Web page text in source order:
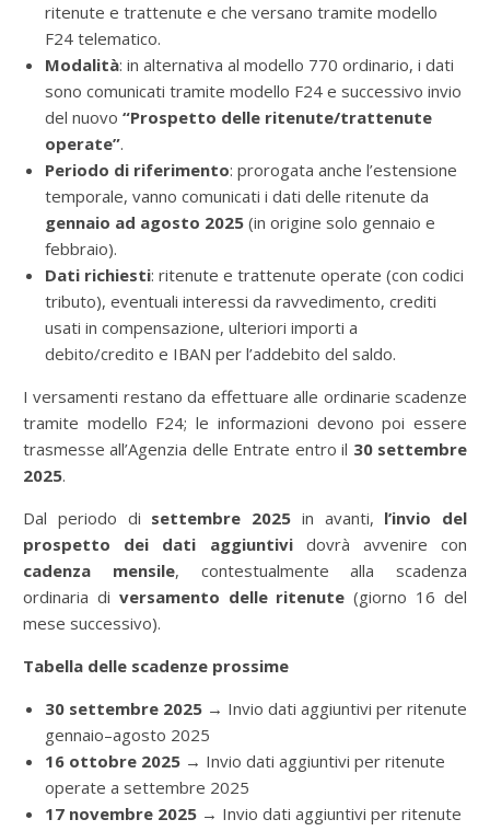
ritenute e trattenute e che versano tramite modello
F24 telematico.
Modalità: in alternativa al modello 770 ordinario, i dati
sono comunicati tramite modello F24 e successivo invio
del nuovo “Prospetto delle ritenute/trattenute
operate”.
Periodo di riferimento: prorogata anche l’estensione
temporale, vanno comunicati i dati delle ritenute da
gennaio ad agosto 2025 (in origine solo gennaio e
febbraio).
Dati richiesti: ritenute e trattenute operate (con codici
tributo), eventuali interessi da ravvedimento, crediti
usati in compensazione, ulteriori importi a
debito/credito e IBAN per l’addebito del saldo.
I versamenti restano da effettuare alle ordinarie scadenze
tramite modello F24; le informazioni devono poi essere
trasmesse all’Agenzia delle Entrate entro il 30 settembre
2025.
Dal periodo di settembre 2025 in avanti, l’invio del
prospetto dei dati aggiuntividovrà avvenire con
cadenza mensile, contestualmente alla scadenza
ordinaria di versamento delle ritenute (giorno 16 del
mese successivo).
Tabella delle scadenze prossime
30 settembre 2025 → Invio dati aggiuntivi per ritenute
gennaio–agosto 2025
16 ottobre 2025 → Invio dati aggiuntivi per ritenute
operate a settembre 2025
17 novembre 2025 → Invio dati aggiuntivi per ritenute